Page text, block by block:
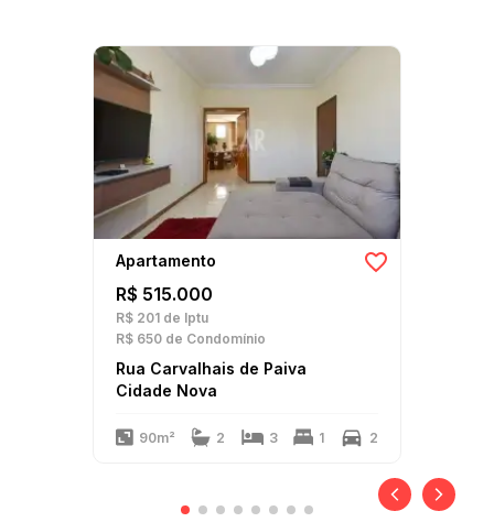
Apartamento
R$ 515.000
R$ 201 de Iptu
R$ 650 de Condomínio
Rua Carvalhais de Paiva
Cidade Nova
90m² 2 3 1 2